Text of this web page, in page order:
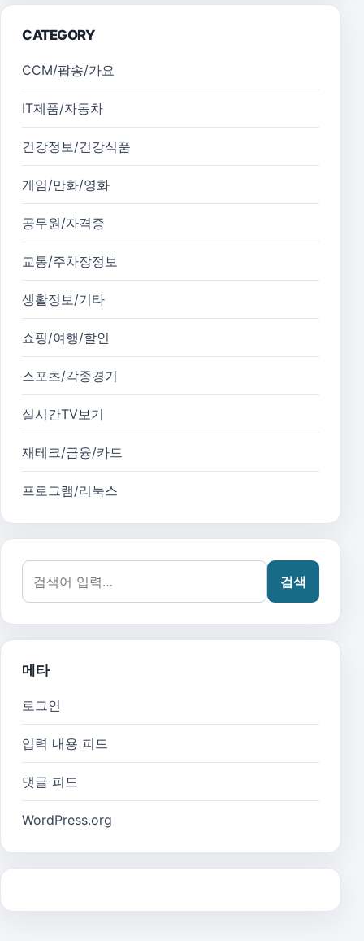
CATEGORY
CCM/팝송/가요
IT제품/자동차
건강정보/건강식품
게임/만화/영화
공무원/자격증
교통/주차장정보
생활정보/기타
쇼핑/여행/할인
스포츠/각종경기
실시간TV보기
재테크/금융/카드
프로그램/리눅스
검색어:
검색
메타
로그인
입력 내용 피드
댓글 피드
WordPress.org